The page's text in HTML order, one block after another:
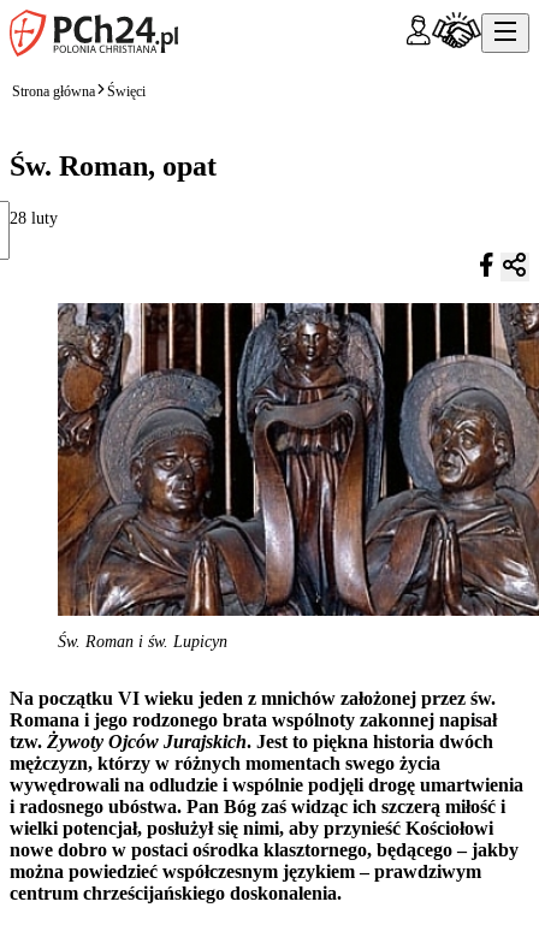
Strona główna Święci
Św. Roman, opat
28 luty
Św. Roman i św. Lupicyn
Na początku VI wieku jeden z mnichów założonej przez św.
Romana i jego rodzonego brata wspólnoty zakonnej napisał
tzw. Żywoty Ojców Jurajskich. Jest to piękna historia dwóch
mężczyzn, którzy w różnych momentach swego życia
wywędrowali na odludzie i wspólnie podjęli drogę umartwienia
i radosnego ubóstwa. Pan Bóg zaś widząc ich szczerą miłość i
wielki potencjał, posłużył się nimi, aby przynieść Kościołowi
nowe dobro w postaci ośrodka klasztornego, będącego – jakby
można powiedzieć współczesnym językiem – prawdziwym
centrum chrześcijańskiego doskonalenia.